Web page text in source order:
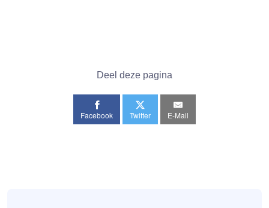
Deel deze pagina
Facebook Twitter E-Mail